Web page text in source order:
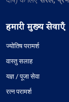
हमारी मुख्य सेवाएँ
ज्योतिष परामर्श
वास्तु सलाह
यज्ञ / पूजा सेवा
रत्न परामर्श